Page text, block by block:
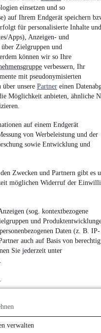
einsetzen und so
auf Ihrem Endgerät speichern
für personalisierte Inhalte und
Apps), Anzeigen- und
über Zielgruppen und
können wir so Ihre
verbessern, Ihr
mit pseudonymisierten
über unsere Partner einen
Möglichkeit anbieten, ähnliche
auf einem Endgerät
von Werbeleistung und der
sowie Entwicklung und
Zwecken und Partnern gibt es
möglichen Widerruf der
(sog. kontextbezogene
und
Daten (z. B. IP-
auch auf Basis von
Sie jederzeit unter
verwalten
Kontakt
einfach
App installieren
Marken, auch als
es bei mobile.de